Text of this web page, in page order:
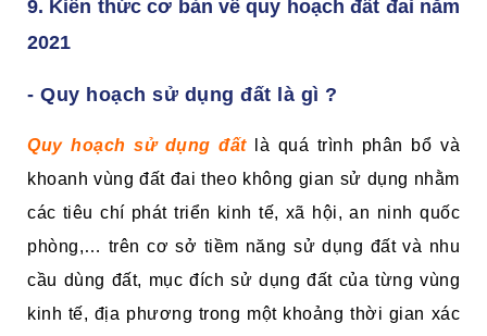
9. Kiến thức cơ bản về quy hoạch đất đai năm
2021
- Quy hoạch sử dụng đất là gì ?
Quy hoạch sử dụng đất
là quá trình phân bổ và
khoanh vùng đất đai theo không gian sử dụng nhằm
các tiêu chí phát triển kinh tế, xã hội, an ninh quốc
phòng,… trên cơ sở tiềm năng sử dụng đất và nhu
cầu dùng đất, mục đích sử dụng đất của từng vùng
kinh tế, địa phương trong một khoảng thời gian xác